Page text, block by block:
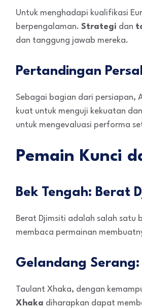
Untuk menghadapi kualifikasi
berpengalaman. Strategi dan
dan tanggung jawab mereka.
Pertandingan
Sebagai bagian dari persiapan,
kuat untuk menguji kekuatan
untuk mengevaluasi performa
Pemain Kunci
Bek Tengah: Berat
Berat Djimsiti adalah salah satu
membaca permainan
Gelandang
Taulant Xhaka, dengan
Xhaka diharapkan dapat